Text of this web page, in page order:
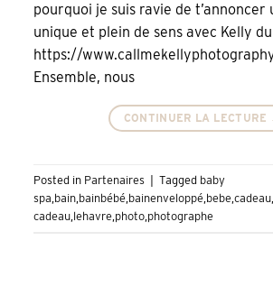
pourquoi je suis ravie de
unique et plein de sens avec Kelly
https://
Ensemble, nous
CONTINUER LA LECTURE
Posted in Partenaires | Tagged baby
spa bain bainbébé bainenveloppé bebe ,cadeau
cadeau lehavre photo photographe